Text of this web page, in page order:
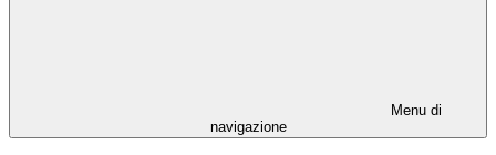
Menu di
navigazione